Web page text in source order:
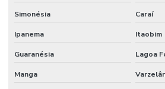
Simonésia Caraí
Ipanema Itaobim
Guaranésia Lagoa
Manga